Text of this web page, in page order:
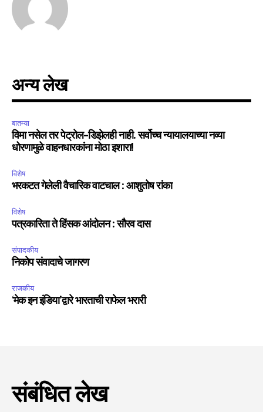
अन्य लेख
बातम्या
विमा नसेल तर पेट्रोल-डिझेलही नाही. सर्वोच्च न्यायालयाच्या नव्या
धोरणामुळे वाहनधारकांना मोठा इशारा!
विशेष
भरकटत गेलेली वैचारिक वाटचाल : आशुतोष रांका
विशेष
पत्रकारिता ते हिंसक आंदोलन : सौरव दास
संपादकीय
निकोप संवादाचे जागरण
राजकीय
‘मेक इन इंडिया’द्वारे भारताची राफेल भरारी
संबंधित लेख